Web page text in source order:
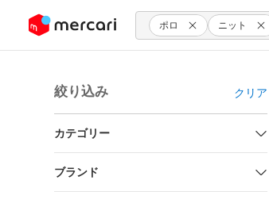
ツにスキップ ポロ ニット
絞り込み クリア
カテゴリー
ブランド